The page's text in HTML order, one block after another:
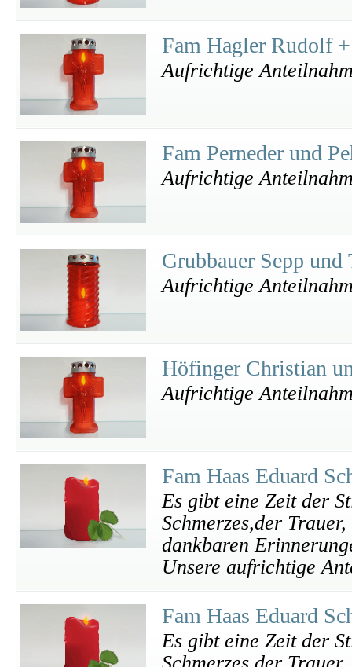
Fam Hagler Rudolf
Aufrichtige
Fam Perneder und
Aufrichtige
Grubbauer Sepp
Aufrichtige
Höfinger Christian
Aufrichtige
Fam Haas Eduard
Es gibt eine Zeit der
Schmerzes,der
dankbaren
Unsere aufrichtige
Fam Haas Eduard
Es gibt eine Zeit der